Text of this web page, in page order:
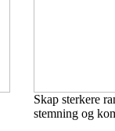
Skap sterkere
stemning og